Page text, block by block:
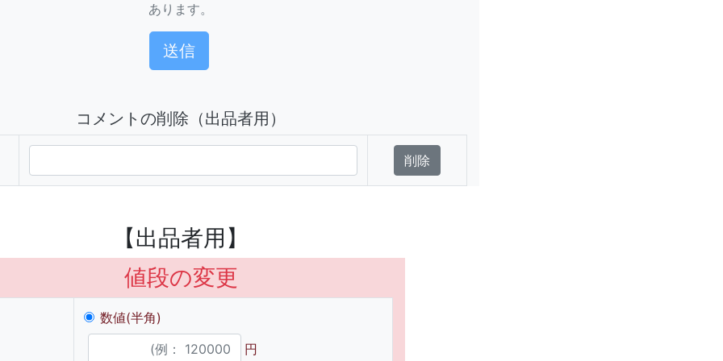
あります。
コメントの削除（出品者用）
【出品者用】
値段の変更
数値(半角)
円